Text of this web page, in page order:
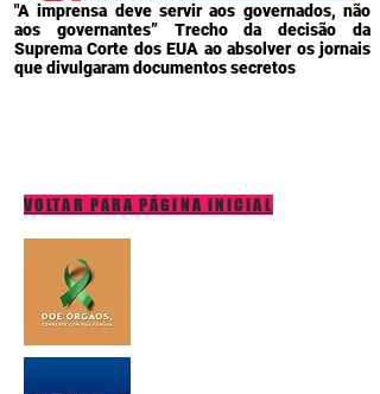
"A imprensa deve servir aos governados, não
aos governantes” Trecho da decisão da
Suprema Corte dos EUA ao absolver os jornais
que divulgaram documentos secretos
VOLTAR PARA PÁGINA INICIAL